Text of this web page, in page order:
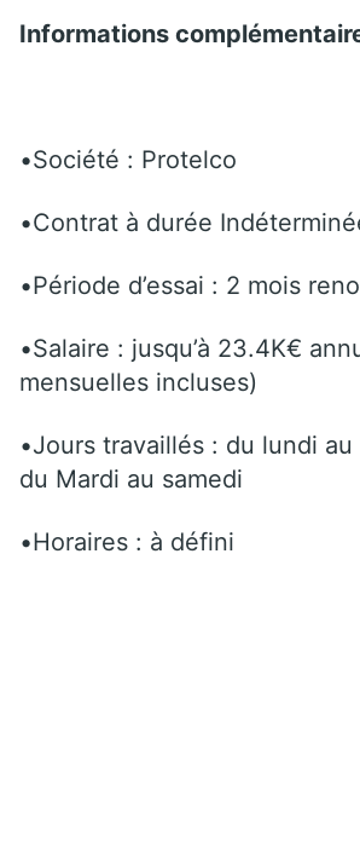
Informations
•Société : Protelco
•Contrat à durée
•Période d’essai : 2 mois
•Salaire : jusqu’à 23.4K€
mensuelles incluses)
•Jours travaillés : du lundi
du Mardi au samedi
•Horaires : à défini